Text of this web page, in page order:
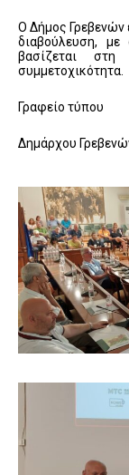
Ο Δήμος Γρεβενών
διαβούλευση, με
βασίζεται
συμμετοχικότητα.
Γραφείο τύπου
Δημάρχου